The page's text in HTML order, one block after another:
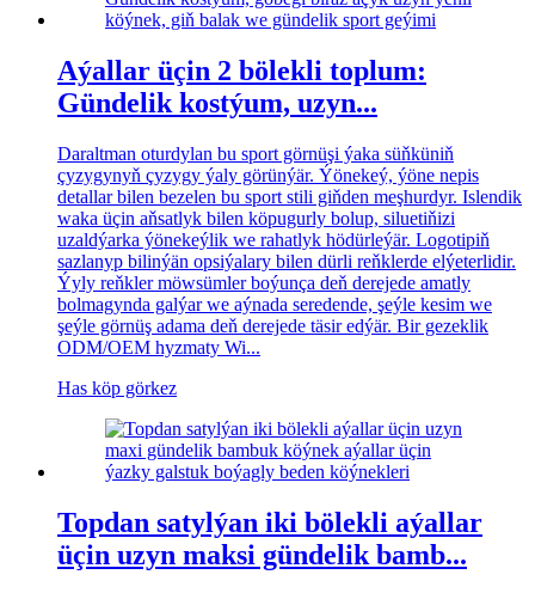
Aýallar üçin 2 bölekli toplum:
Gündelik kostýum, uzyn...
Daraltman oturdylan bu sport görnüşi ýaka süňküniň
çyzygynyň çyzygy ýaly görünýär. Ýönekeý, ýöne nepis
detallar bilen bezelen bu sport stili giňden meşhurdyr. Islendik
waka üçin aňsatlyk bilen köpugurly bolup, siluetiňizi
uzaldýarka ýönekeýlik we rahatlyk hödürleýär. Logotipiň
sazlanyp bilinýän opsiýalary bilen dürli reňklerde elýeterlidir.
Ýyly reňkler möwsümler boýunça deň derejede amatly
bolmagynda galýar we aýnada seredende, şeýle kesim we
şeýle görnüş adama deň derejede täsir edýär. Bir gezeklik
ODM/OEM hyzmaty Wi...
Has köp görkez
Topdan satylýan iki bölekli aýallar
üçin uzyn maksi gündelik bamb...